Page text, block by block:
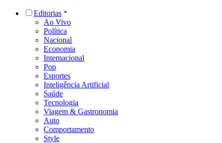
Editorias
Ao Vivo
Política
Nacional
Economia
Internacional
Pop
Esportes
Inteligência Artificial
Saúde
Tecnologia
Viagem & Gastronomia
Auto
Comportamento
Style